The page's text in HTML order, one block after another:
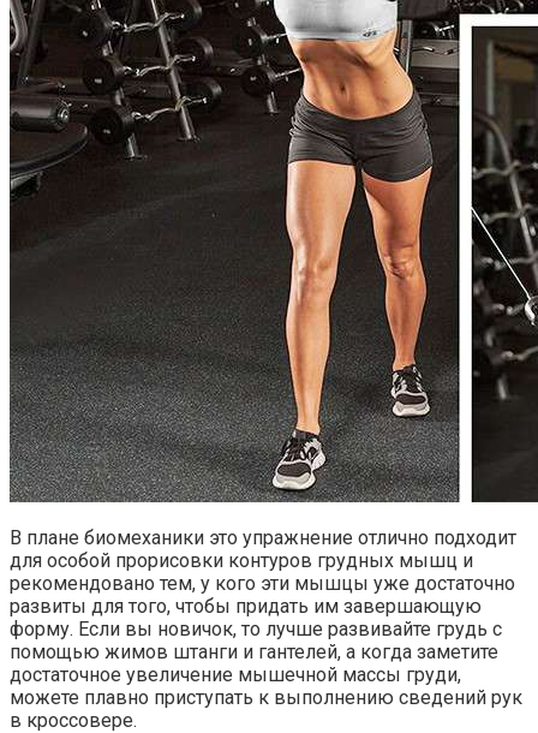
В плане биомеханики это упражнение отлично подходит
для особой прорисовки контуров грудных мышц и
рекомендовано тем, у кого эти мышцы уже достаточно
развиты для того, чтобы придать им завершающую
форму. Если вы новичок, то лучше развивайте грудь с
помощью жимов штанги и гантелей, а когда заметите
достаточное увеличение мышечной массы груди,
можете плавно приступать к выполнению сведений рук
в кроссовере.